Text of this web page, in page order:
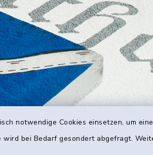
notwendige Cookies einsetzen, um
wird bei Bedarf gesondert abgefragt.